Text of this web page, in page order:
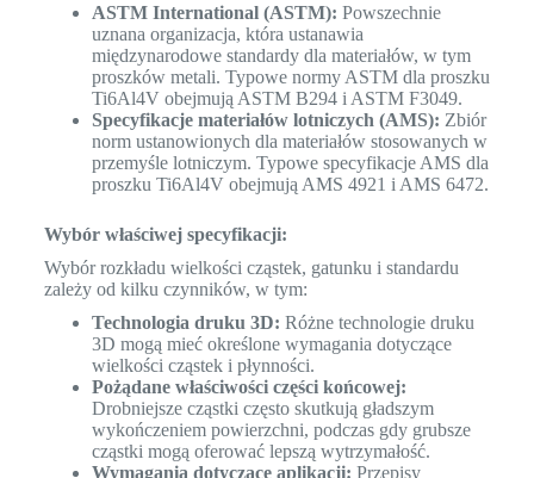
ASTM International (ASTM): Powszechnie
uznana organizacja, która ustanawia
międzynarodowe standardy dla materiałów, w tym
proszków metali. Typowe normy ASTM dla proszku
Ti6Al4V obejmują ASTM B294 i ASTM F3049.
Specyfikacje materiałów lotniczych (AMS): Zbiór
norm ustanowionych dla materiałów stosowanych w
przemyśle lotniczym. Typowe specyfikacje AMS dla
proszku Ti6Al4V obejmują AMS 4921 i AMS 6472.
Wybór właściwej specyfikacji:
Wybór rozkładu wielkości cząstek, gatunku i standardu
zależy od kilku czynników, w tym:
Technologia druku 3D: Różne technologie druku
3D mogą mieć określone wymagania dotyczące
wielkości cząstek i płynności.
Pożądane właściwości części końcowej:
Drobniejsze cząstki często skutkują gładszym
wykończeniem powierzchni, podczas gdy grubsze
cząstki mogą oferować lepszą wytrzymałość.
Wymagania dotyczące aplikacji: Przepisy